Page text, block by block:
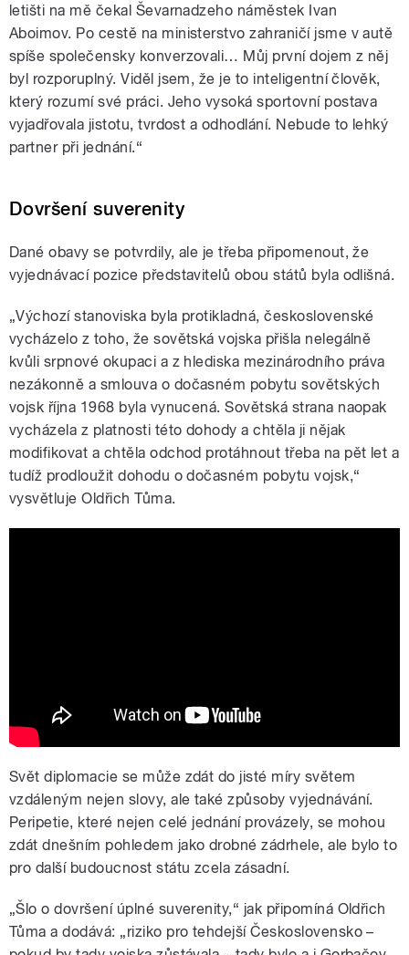
letišti na mě čekal Ševarnadzeho náměstek Ivan
Aboimov. Po cestě na ministerstvo zahraničí jsme v autě
spíše společensky konverzovali… Můj první dojem z něj
byl rozporuplný. Viděl jsem, že je to inteligentní člověk,
který rozumí své práci. Jeho vysoká sportovní postava
vyjadřovala jistotu, tvrdost a odhodlání. Nebude to lehký
partner při jednání.“
Dovršení suverenity
Dané obavy se potvrdily, ale je třeba připomenout, že
vyjednávací pozice představitelů obou států byla odlišná.
„Výchozí stanoviska byla protikladná, československé
vycházelo z toho, že sovětská vojska přišla nelegálně
kvůli srpnové okupaci a z hlediska mezinárodního práva
nezákonně a smlouva o dočasném pobytu sovětských
vojsk října 1968 byla vynucená. Sovětská strana naopak
vycházela z platnosti této dohody a chtěla ji nějak
modifikovat a chtěla odchod protáhnout třeba na pět let a
tudíž prodloužit dohodu o dočasném pobytu vojsk,“
vysvětluje Oldřich Tůma.
Svět diplomacie se může zdát do jisté míry světem
vzdáleným nejen slovy, ale také způsoby vyjednávání.
Peripetie, které nejen celé jednání provázely, se mohou
zdát dnešním pohledem jako drobné zádrhele, ale bylo to
pro další budoucnost státu zcela zásadní.
„Šlo o dovršení úplné suverenity,“ jak připomíná Oldřich
Tůma a dodává: „riziko pro tehdejší Československo –